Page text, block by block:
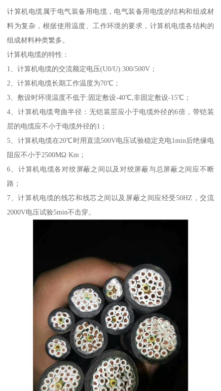
计算机电缆属于电气装备用电缆，电气装备用电缆的结构和组成材
料为复杂，根据使用温度、工作环境的要求，计算机电缆各结构的
组成材料种类繁多。
计算机电缆的特性：
1、计算机电缆的交流额定电压(U0/U):300/500V；
2、计算机电缆长期工作温度为70℃；
3、敷设时环境温度不低于:固定敷设-40℃,非固定敷设-15℃；
4、计算机电缆弯曲半径：无铠装层应小于电缆外径的6倍，带铠装
层的电缆应不小于电缆外径的1；
5、计算机电缆在20℃时用直流500V电压试验稳定充电1min后绝缘电
阻应不小于2500MΩ·Km；
6、计算机电缆各对绞屏蔽之间以及对绞屏蔽与总屏蔽之间应不断
路；
7、计算机电缆的线芯和线芯之间以及屏蔽之间应经受50HZ，交流
2000V电压试验5min不击穿。